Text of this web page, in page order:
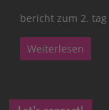
bericht zum 2.
Weiterlesen